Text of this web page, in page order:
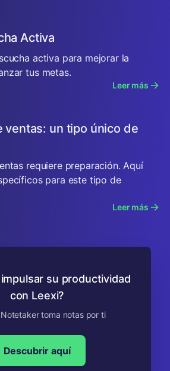
Activa
activa para mejorar la
tus metas.
Leer más
ventas: un tipo único de
requiere preparación. Aquí
para este tipo de
Leer más
su productividad
con Leexi?
toma notas por ti
Descubrir aquí